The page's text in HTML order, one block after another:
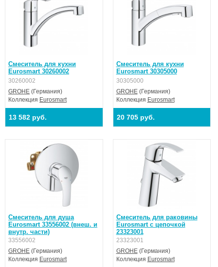
Смеситель для кухни
Eurosmart 30260002
30260002
GROHE (Германия)
Коллекция Eurosmart
13 582 руб.
Смеситель для кухни
Eurosmart 30305000
30305000
GROHE(Германия)
Коллекция Eurosmart
20 705 руб.
Смеситель для душа
Eurosmart 33556002 (внеш. и
внутр. части)
33556002
GROHE (Германия)
Коллекция Eurosmart
Смеситель для раковины
Eurosmart с цепочкой
23323001
23323001
GROHE(Германия)
Коллекция Eurosmart